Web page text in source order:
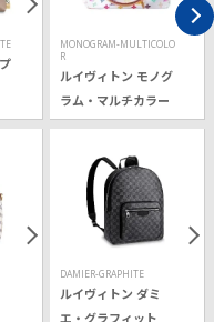
MONOGRAM-MULTICOLO
R
ルイヴィトン モノグ
ラム・マルチカラー
DAMIER-GRAPHITE
ルイヴィトン ダミ
エ・グラフィット